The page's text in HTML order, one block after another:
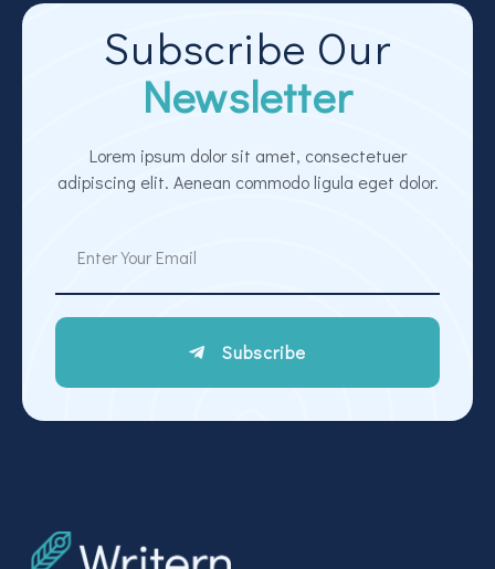
Subscribe Our
Newsletter
Lorem ipsum dolor sit amet, consectetuer
adipiscing elit. Aenean commodo ligula eget dolor.
Subscribe